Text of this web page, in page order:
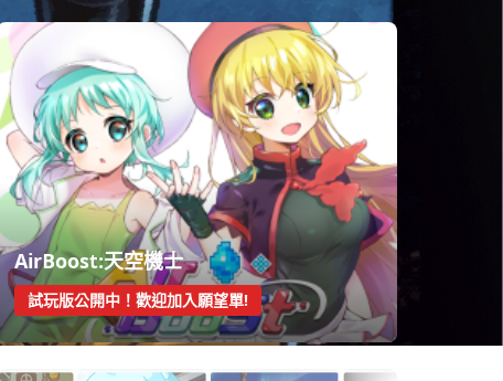
AirBoost:天空機士
試玩版公開中！歡迎加入願望單!